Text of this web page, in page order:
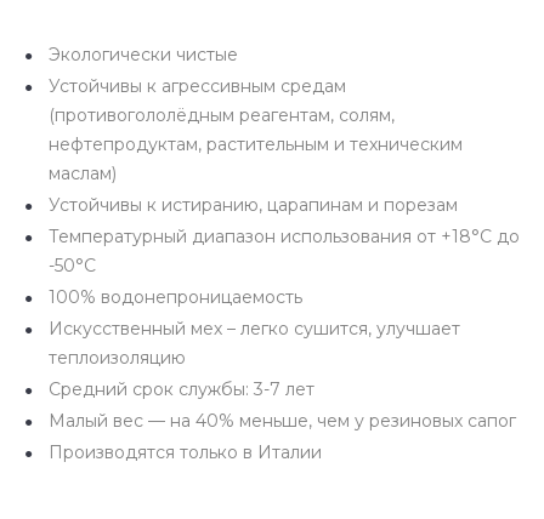
Экологически чистые
Устойчивы к агрессивным средам
(противогололёдным реагентам, солям,
нефтепродуктам, растительным и техническим
маслам)
Устойчивы к истиранию, царапинам и порезам
Температурный диапазон использования от +18°С до
-50°С
100% водонепроницаемость
Искусственный мех – легко сушится, улучшает
теплоизоляцию
Средний срок службы: 3-7 лет
Малый вес — на 40% меньше, чем у резиновых сапог
Производятся только в Италии